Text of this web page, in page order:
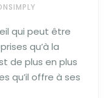
qui peut être
qu’à la
de plus en plus
qu’il offre à ses